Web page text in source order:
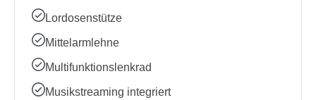
Lordosenstütze
Mittelarmlehne
Multifunktionslenkrad
Musikstreaming integriert